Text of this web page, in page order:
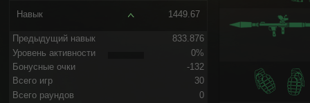
Навык 1449.67
Предыдущий навык
833.876
Уровень активности
0%
Бонусные очки
-132
Всего игр
30
Всего раундов
0